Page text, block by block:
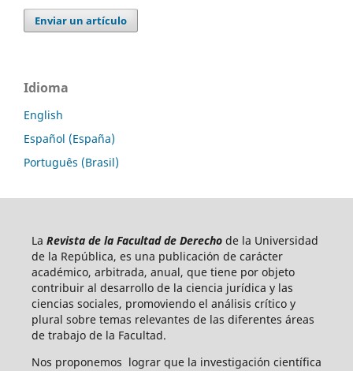
Enviar un artículo
Idioma
English
Español (España)
Português (Brasil)
La Revista de la Facultad de Derecho de la Universidad
de la República, es una publicación de carácter
académico, arbitrada, anual, que tiene por objeto
contribuir al desarrollo de la ciencia jurídica y las
ciencias sociales, promoviendo el análisis crítico y
plural sobre temas relevantes de las diferentes áreas
de trabajo de la Facultad.
Nos proponemos lograr que la investigación científica